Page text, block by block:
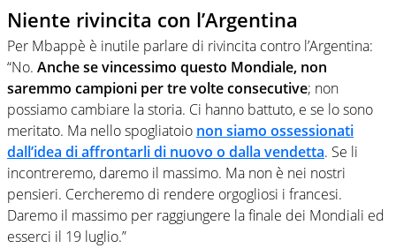
Niente rivincita con l’Argentina
Per Mbappè è inutile parlare di rivincita contro l’Argentina:
“No. Anche se vincessimo questo Mondiale, non
saremmo campioni per tre volte consecutive; non
possiamo cambiare la storia. Ci hanno battuto, e se lo sono
meritato. Ma nello spogliatoio non siamo ossessionati
dall’idea di affrontarli di nuovo o dalla vendetta. Se li
incontreremo, daremo il massimo. Ma non è nei nostri
pensieri. Cercheremo di rendere orgogliosi i francesi.
Daremo il massimo per raggiungere la finale dei Mondiali ed
esserci il 19 luglio.”